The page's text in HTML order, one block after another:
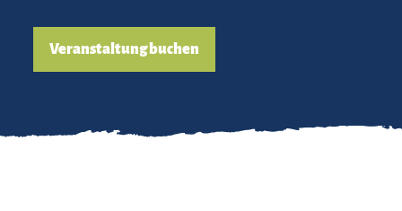
Veranstaltung buchen